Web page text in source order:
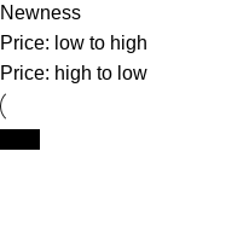
Newness
Price: low to high
Price: high to low